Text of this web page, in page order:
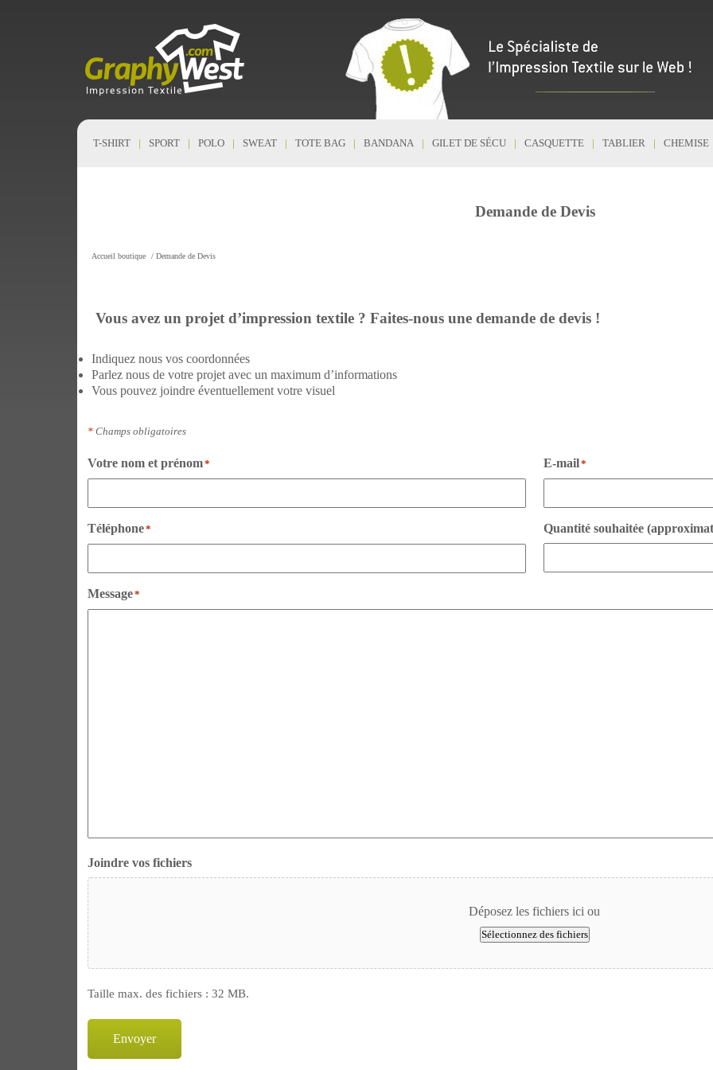
T-SHIRT SPORT POLO SWEAT TOTE BAG BANDANA GILET DE SÉCU CASQUETTE TABLIER CHEMISE
Demande de Devis
Accueil boutique / Demande de Devis
Vous avez un projet d’impression textile ? Faites-nous une demande de devis !
Indiquez nous vos coordonnées
Parlez nous de votre projet avec un maximum d’informations
Vous pouvez joindre éventuellement votre visuel
* Champs obligatoires
Votre nom et prénom* E-mail*
Téléphone* Quantité souhaitée
Message*
Joindre vos fichiers
Déposez les fichiers ici ou
Sélectionnez des fichiers
Taille max. des fichiers : 32 MB.
Envoyer